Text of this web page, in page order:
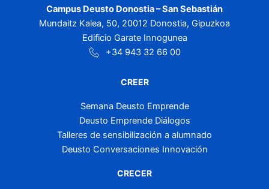
Campus Deusto Donostia – San Sebastián
Mundaitz Kalea, 50, 20012 Donostia, Gipuzkoa
Edificio Garate Innogunea
+34 943 32 66 00
CREER
Semana Deusto Emprende
Deusto Emprende Diálogos
Talleres de sensibilización a alumnado
Deusto Conversaciones Innovación
CRECER